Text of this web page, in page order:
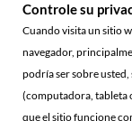
TIENDA ONLINE
ACCOUNT
Controle su
Cuando visita un sitio
navegador,
podría ser sobre
(computadora, tableta
que el sitio funcione